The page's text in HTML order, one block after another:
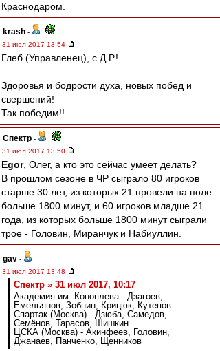
Краснодаром.
krash -
31 июл 2017 13:54
Глеб (Управленец), с Д.Р.!
Здоровья и бодрости духа, новых побед и
свершений!
Так победим!!
Спектр -
31 июл 2017 13:50
Egor, Олег, а кто это сейчас умеет делать?
В прошлом сезоне в ЧР сыграло 80 игроков
старше 30 лет, из которых 21 провели на поле
больше 1800 минут, и 60 игроков младше 21
года, из которых больше 1800 минут сыграли
трое - Головин, Миранчук и Набиуллин.
gav -
31 июл 2017 13:48
Спектр » 31 июл 2017, 10:17
Академия им. Коноплева - Дзагоев,
Емельянов, Зобнин, Крицюк, Кутепов
Спартак (Москва) - Дзюба, Самедов,
Семёнов, Тарасов, Шишкин
ЦСКА (Москва) - Акинфеев, Головин,
Джанаев, Панченко, Щенников